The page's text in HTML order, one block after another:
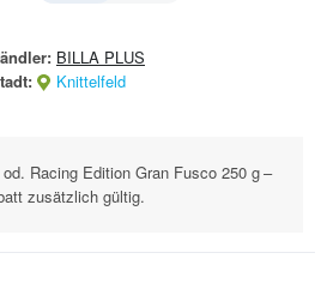
BILLA PLUS
Knittelfeld
Racing Edition Gran Fusco 250 g –
zusätzlich gültig.